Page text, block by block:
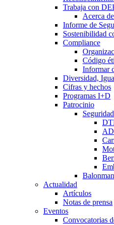
Trabaja con
Acerca
Informe de
Sostenibilidad
Compliance
Código
Informar
Diversidad,
Cifras y hechos
Programas I+D
Patrocinio
Actualidad
Artículos
Notas de prensa
Eventos
Convocatorias